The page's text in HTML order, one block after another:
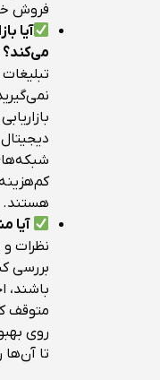
فروش
آیا
می‌کند؟
هستند.
آیا
نظرات و
بررسی
باشند،
متوقف
روی
تا آن‌ها